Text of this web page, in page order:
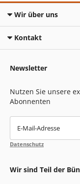
Wir über uns
Kontakt
Newsletter
Nutzen Sie unsere
Abonnenten
E-Mail-Adresse
Datenschutz
Wir sind Teil der